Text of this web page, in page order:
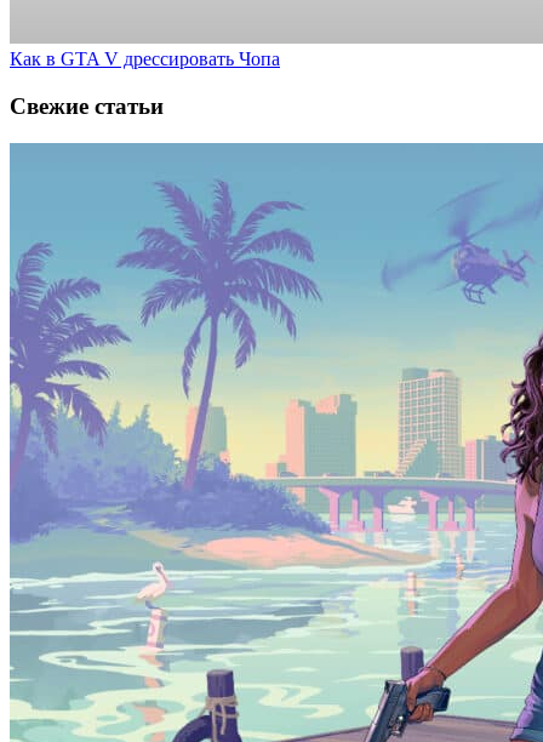
Как в GTA V дрессировать Чопа
Свежие статьи